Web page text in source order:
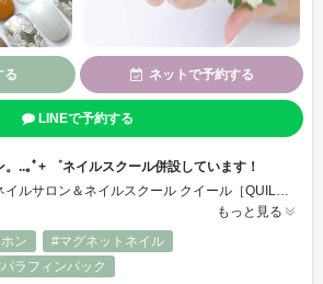
る ネットで予約する
LINEで予約する
..｡ﾟ+ ゜ネイルスクール併設しています！
栃木県宇都宮市にあるネイルサロン＆ネイルスクール クイール［QUILL］です。..｡ﾟ+ ゜ 爪を彩るだけではなく、爪本来の美しさを引き出すネイルケアを大切にしています。爪に優しいプロダクト、丁寧なカウンセリング、正しい知識と確かな技術、一人ひとりにあったネイルをご提案します♪ 薄爪、深爪、巻き爪など、爪のお悩みもお任せください！健やかで美しい爪に導きます♪
もっと見る
ン
#マグネットネイル
ラフィンパック